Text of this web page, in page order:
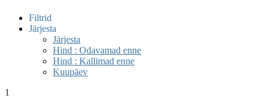
Filtrid
Järjesta
Järjesta
Hind : Odavamad enne
Hind : Kallimad enne
Kuupäev
1